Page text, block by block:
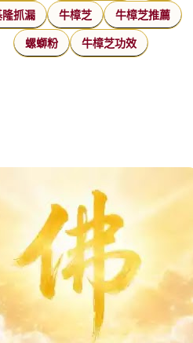
隆抓漏 牛樟芝 牛樟芝推薦
螺螄粉 牛樟芝功效